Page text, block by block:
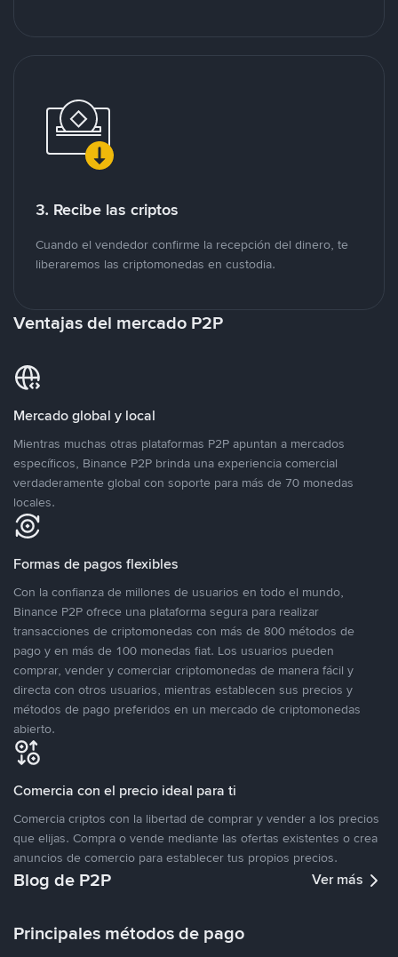
3. Recibe las criptos
Cuando el vendedor confirme la recepción del dinero, te
liberaremos las criptomonedas en custodia.
Ventajas del mercado P2P
Mercado global y local
Mientras muchas otras plataformas P2P apuntan a mercados
específicos, Binance P2P brinda una experiencia comercial
verdaderamente global con soporte para más de 70 monedas
locales.
Formas de pagos flexibles
Con la confianza de millones de usuarios en todo el mundo,
Binance P2P ofrece una plataforma segura para realizar
transacciones de criptomonedas con más de 800 métodos de
pago y en más de 100 monedas fiat. Los usuarios pueden
comprar, vender y comerciar criptomonedas de manera fácil y
directa con otros usuarios, mientras establecen sus precios y
métodos de pago preferidos en un mercado de criptomonedas
abierto.
Comercia con el precio ideal para ti
Comercia criptos con la libertad de comprar y vender a los precios
que elijas. Compra o vende mediante las ofertas existentes o crea
anuncios de comercio para establecer tus propios precios.
Blog de P2P Ver más
Principales métodos de pago